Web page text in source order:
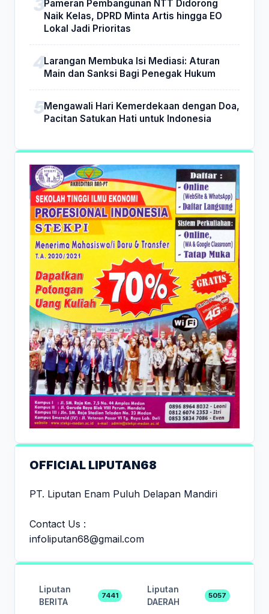
Pameran Pembangunan NTT Didorong
Naik Kelas, DPRD Minta Artis hingga EO
Lokal Jadi Prioritas
Larangan Membuka Isi Mediasi: Aturan
Main dan Sanksi Bagi Penegak Hukum
Mengawali Hari Kemerdekaan dengan Doa,
Pacitan Satukan Hati untuk Indonesia
OFFICIAL LIPUTAN68
PT. Liputan Enam Puluh Delapan Mandiri
Contact Us :
infoliputan68@gmail.com
Liputan
BERITA
7441
Liputan
DAERAH
5057